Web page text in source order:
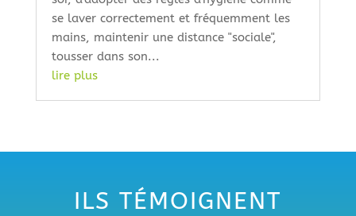
se laver correctement et fréquemment les
mains, maintenir une distance "sociale",
tousser dans son...
lire plus
ILS TÉMOIGNENT